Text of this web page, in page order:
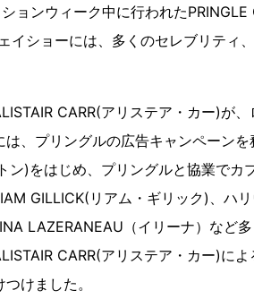
ョンウィーク中に行われた
イショーには、多くのセレブリティ
CARR(アリステア・カー)が
は、プリングルの広告キャンペーン
ン)をはじめ、プリングルと協業でカ
GILLICK(リアム・ギリック)、ハ
LAZERANEAU（イリーナ）など
CARR(アリステア・カー)に
けました。